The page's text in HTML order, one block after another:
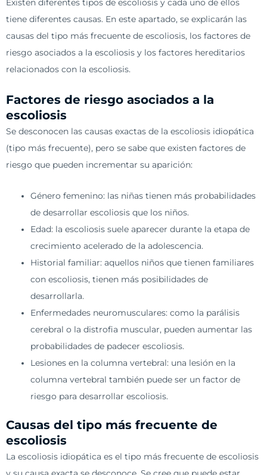
Existen diferentes tipos de escoliosis y cada uno de ellos
tiene diferentes causas. En este apartado, se explicarán las
causas del tipo más frecuente de escoliosis, los factores de
riesgo asociados a la escoliosis y los factores hereditarios
relacionados con la escoliosis.
Factores de riesgo asociados a la
escoliosis
Se desconocen las causas exactas de la escoliosis idiopática
(tipo más frecuente), pero se sabe que existen factores de
riesgo que pueden incrementar su aparición:
Género femenino: las niñas tienen más probabilidades
de desarrollar escoliosis que los niños.
Edad: la escoliosis suele aparecer durante la etapa de
crecimiento acelerado de la adolescencia.
Historial familiar: aquellos niños que tienen familiares
con escoliosis, tienen más posibilidades de
desarrollarla.
Enfermedades neuromusculares: como la parálisis
cerebral o la distrofia muscular, pueden aumentar las
probabilidades de padecer escoliosis.
Lesiones en la columna vertebral: una lesión en la
columna vertebral también puede ser un factor de
riesgo para desarrollar escoliosis.
Causas del tipo más frecuente de
escoliosis
La escoliosis idiopática es el tipo más frecuente de escoliosis
y su causa exacta se desconoce. Se cree que puede estar